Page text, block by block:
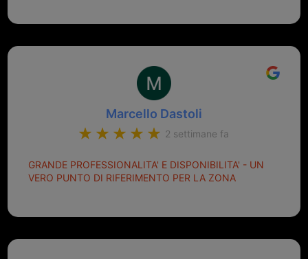
Marcello Dastoli
2 settimane fa
GRANDE PROFESSIONALITA' E DISPONIBILITA' - UN
VERO PUNTO DI RIFERIMENTO PER LA ZONA